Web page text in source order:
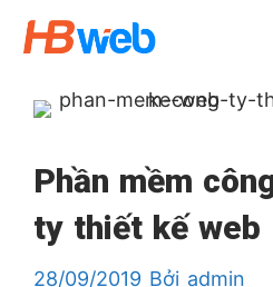
Chuyển
đến
dung
Phần mềm
ty thiết kế web
28/09/2019 Bởi admin